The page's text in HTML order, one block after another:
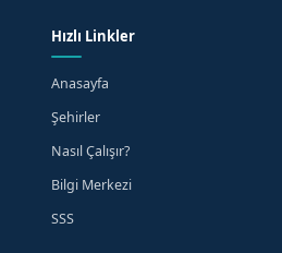
okudum, onaylıyorum.
Hızlı Linkler
Anasayfa
Şehirler
Nasıl Çalışır?
Bilgi Merkezi
SSS